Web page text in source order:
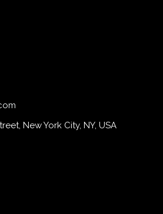
New York City, NY, USA